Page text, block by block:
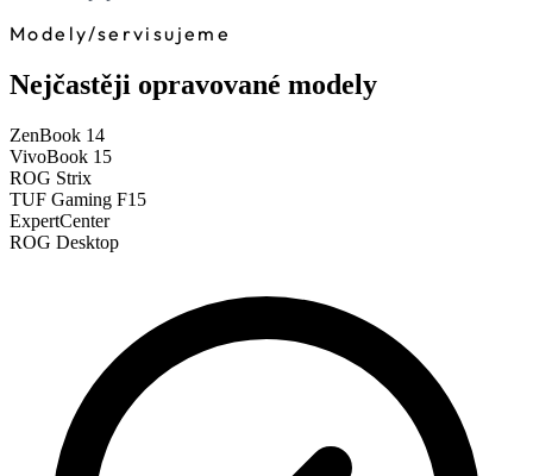
Modely/servisujeme
Nejčastěji opravované modely
ZenBook 14
VivoBook 15
ROG Strix
TUF Gaming F15
ExpertCenter
ROG Desktop